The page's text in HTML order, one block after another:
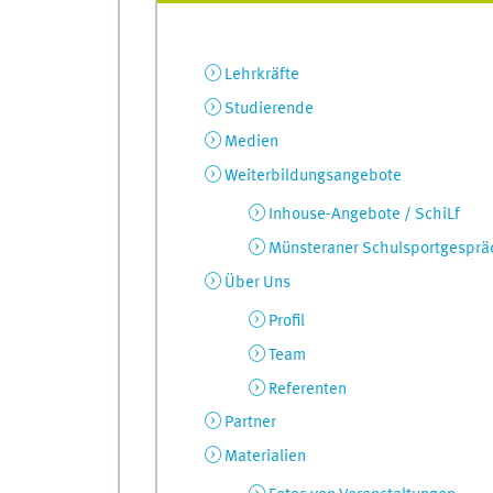
Lehrkräfte
Studierende
Medien
Weiterbildungsangebote
Inhouse-Angebote / SchiLf
Münsteraner
Über Uns
Profil
Team
Referenten
Partner
Materialien